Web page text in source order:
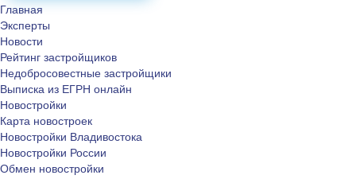
Главная
Эксперты
Новости
Рейтинг застройщиков
Недобросовестные застройщики
Выписка из ЕГРН онлайн
Новостройки
Карта новостроек
Новостройки Владивостока
Новостройки России
Обмен новостройки